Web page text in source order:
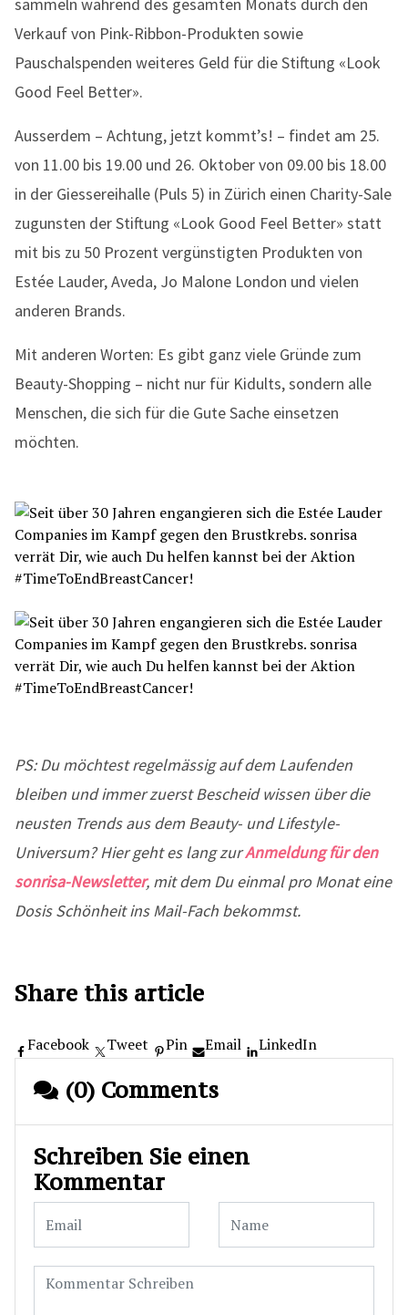
Verkauf von Pink-Ribbon-Produkten sowie
Pauschalspenden weiteres Geld für die Stiftung «Look
Good Feel Better».
Ausserdem – Achtung, jetzt kommt’s! – findet am 25.
von 11.00 bis 19.00 und 26. Oktober von 09.00 bis 18.00
in der Giessereihalle (Puls 5) in Zürich einen Charity-Sale
zugunsten der Stiftung «Look Good Feel Better» statt
mit bis zu 50 Prozent vergünstigten Produkten von
Estée Lauder, Aveda, Jo Malone London und vielen
anderen Brands.
Mit anderen Worten: Es gibt ganz viele Gründe zum
Beauty-Shopping – nicht nur für Kidults, sondern alle
Menschen, die sich für die Gute Sache einsetzen
möchten.
PS: Du möchtest regelmässig auf dem Laufenden
bleiben und immer zuerst Bescheid wissen über die
neusten Trends aus dem Beauty- und Lifestyle-
Universum? Hier geht es lang zurAnmeldung für den
sonrisa-Newsletter, mit dem Du einmal pro Monat eine
Dosis Schönheit ins Mail-Fach bekommst.
Share this article
Facebook Tweet Pin Email LinkedIn
(0) Comments
Schreiben Sie einen
Kommentar